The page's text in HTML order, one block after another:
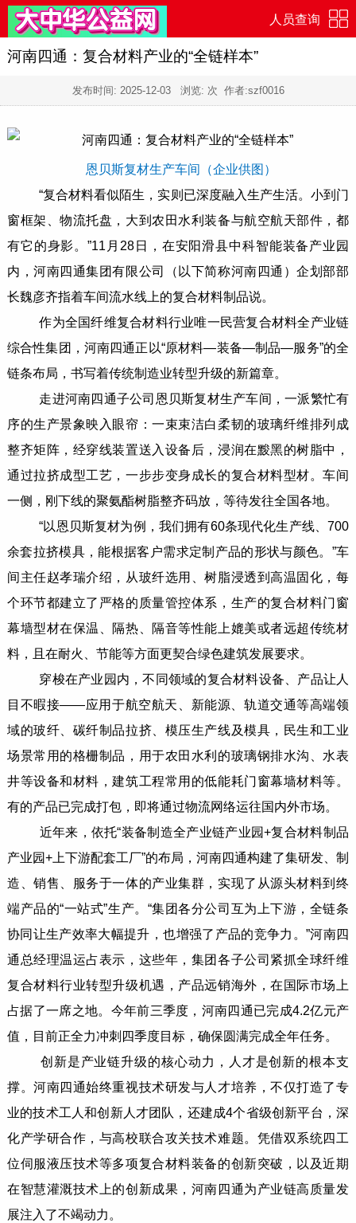
人员查询
河南四通：复合材料产业的“全链样本”
发布时间: 2025-12-03浏览: 次 作者:szf0016
恩贝斯复材生产车间（企业供图）
“复合材料看似陌生，实则已深度融入生产生活。小到门
窗框架、物流托盘，大到农田水利装备与航空航天部件，都
有它的身影。”11月28日，在安阳滑县中科智能装备产业园
内，河南四通集团有限公司（以下简称河南四通）企划部部
长魏彦齐指着车间流水线上的复合材料制品说。
作为全国纤维复合材料行业唯一民营复合材料全产业链
综合性集团，河南四通正以“原材料—装备—制品—服务”的全
链条布局，书写着传统制造业转型升级的新篇章。
走进河南四通子公司恩贝斯复材生产车间，一派繁忙有
序的生产景象映入眼帘：一束束洁白柔韧的玻璃纤维排列成
整齐矩阵，经穿线装置送入设备后，浸润在黢黑的树脂中，
通过拉挤成型工艺，一步步变身成长的复合材料型材。车间
一侧，刚下线的聚氨酯树脂整齐码放，等待发往全国各地。
“以恩贝斯复材为例，我们拥有60条现代化生产线、700
余套拉挤模具，能根据客户需求定制产品的形状与颜色。”车
间主任赵孝瑞介绍，从玻纤选用、树脂浸透到高温固化，每
个环节都建立了严格的质量管控体系，生产的复合材料门窗
幕墙型材在保温、隔热、隔音等性能上媲美或者远超传统材
料，且在耐火、节能等方面更契合绿色建筑发展要求。
穿梭在产业园内，不同领域的复合材料设备、产品让人
目不暇接——应用于航空航天、新能源、轨道交通等高端领
域的玻纤、碳纤制品拉挤、模压生产线及模具，民生和工业
场景常用的格栅制品，用于农田水利的玻璃钢排水沟、水表
井等设备和材料，建筑工程常用的低能耗门窗幕墙材料等。
有的产品已完成打包，即将通过物流网络运往国内外市场。
近年来，依托“装备制造全产业链产业园+复合材料制品
产业园+上下游配套工厂”的布局，河南四通构建了集研发、制
造、销售、服务于一体的产业集群，实现了从源头材料到终
端产品的“一站式”生产。“集团各分公司互为上下游，全链条
协同让生产效率大幅提升，也增强了产品的竞争力。”河南四
通总经理温运占表示，这些年，集团各子公司紧抓全球纤维
复合材料行业转型升级机遇，产品远销海外，在国际市场上
占据了一席之地。今年前三季度，河南四通已完成4.2亿元产
值，目前正全力冲刺四季度目标，确保圆满完成全年任务。
创新是产业链升级的核心动力，人才是创新的根本支
撑。河南四通始终重视技术研发与人才培养，不仅打造了专
业的技术工人和创新人才团队，还建成4个省级创新平台，深
化产学研合作，与高校联合攻关技术难题。凭借双系统四工
位伺服液压技术等多项复合材料装备的创新突破，以及近期
在智慧灌溉技术上的创新成果，河南四通为产业链高质量发
展注入了不竭动力。